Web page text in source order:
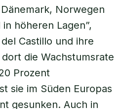
Norwegen
höheren Lagen”,
Castillo und ihre
die Wachstumsrate
Prozent
sie im Süden Europas
gesunken. Auch in